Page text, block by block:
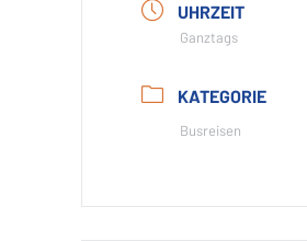
UHRZEIT
Ganztags
KATEGORIE
Busreisen